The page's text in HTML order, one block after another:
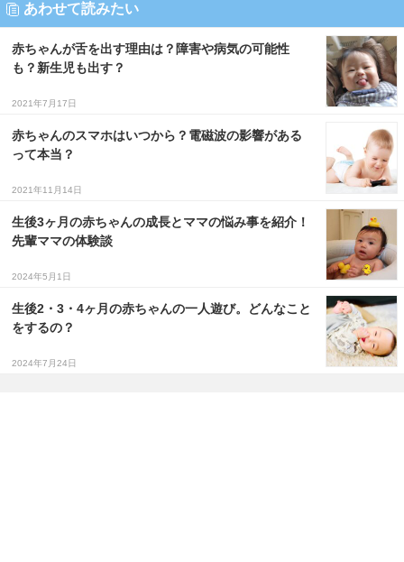
あわせて読みたい
赤ちゃんが舌を出す理由は？障害や病気の可能性
も？新生児も出す？
2021年7月17日
赤ちゃんのスマホはいつから？電磁波の影響がある
って本当？
2021年11月14日
生後3ヶ月の赤ちゃんの成長とママの悩み事を紹介！
先輩ママの体験談
2024年5月1日
生後2・3・4ヶ月の赤ちゃんの一人遊び。どんなこと
をするの？
2024年7月24日